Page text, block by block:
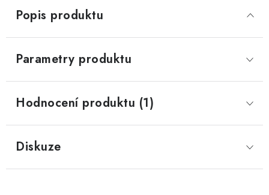
Popis produktu
Parametry produktu
Hodnocení produktu (1)
Diskuze